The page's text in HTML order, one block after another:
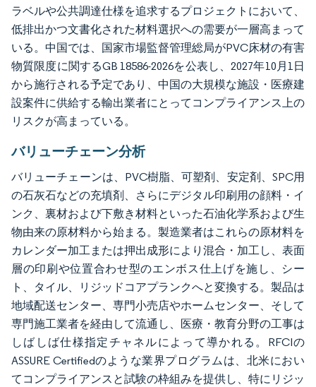
ラベルや公共調達仕様を追求するプロジェクトにおいて、
低排出かつ文書化された材料選択への需要が一層高まって
いる。中国では、国家市場監督管理総局がPVC床材の有害
物質限度に関するGB 18586-2026を公表し、2027年10月1日
から施行される予定であり、中国の大規模な施設・医療建
設案件に供給する輸出業者にとってコンプライアンス上の
リスクが高まっている。
バリューチェーン分析
バリューチェーンは、PVC樹脂、可塑剤、安定剤、SPC用
の石灰石などの充填剤、さらにデジタル印刷用の顔料・イ
ンク、裏材および下敷き材料といった石油化学系および生
物由来の原材料から始まる。製造業者はこれらの原材料を
カレンダー加工または押出成形により混合・加工し、表面
層の印刷や位置合わせ型のエンボス仕上げを施し、シー
ト、タイル、リジッドコアプランクへと変換する。製品は
地域配送センター、専門小売店やホームセンター、そして
専門施工業者を経由して流通し、医療・教育分野の工事は
しばしば仕様指定チャネルによって導かれる。RFCIの
ASSURE Certifiedのような業界プログラムは、北米におい
てコンプライアンスと試験の枠組みを提供し、特にリジッ